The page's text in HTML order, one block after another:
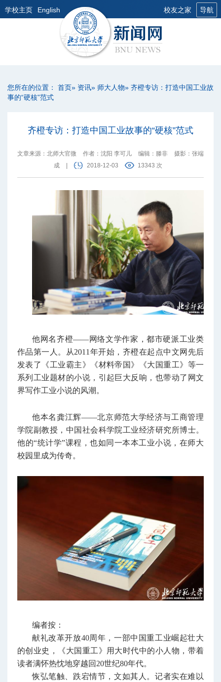
学校主页 English 校友之家 导航
您所在的位置： 首页» 资讯» 师大人物» 齐橙专访：打造中国工业故
事的“硬核”范式
齐橙专访：打造中国工业故事的“硬核”范式
文章来源：北师大官微 作者：沈阳 李可儿 编辑：滕非
摄影：张端
成
2018-12-03 13343 次
他网名齐橙——网络文学作家，都市硬派工业类
作品第一人。从2011年开始，齐橙在起点中文网先后
发表了《工业霸主》《材料帝国》《大国重工》等一
系列工业题材的小说，引起巨大反响，也带动了网文
界写作工业小说的风潮。
他本名龚江辉——北京师范大学经济与工商管理
学院副教授，中国社会科学院工业经济研究所博士。
他的“统计学”课程，也如同一本本工业小说，在师大
校园里成为传奇。
编者按：
献礼改革开放40周年，一部中国重工业崛起壮大
的创业史，《大国重工》用大时代中的小人物，带着
读者满怀热忱地穿越回20世纪80年代。
恢弘笔触、跌宕情节，文如其人。记者实在难以